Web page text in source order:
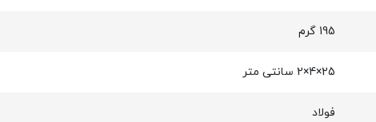
195 گرم
25×4×2 سانتی متر
فولاد